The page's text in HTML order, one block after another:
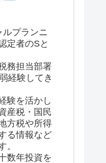
プランニ
定者のSと
務担当部署
経験してき
験を活かし
産税・国民
方税や所得
る情報など
。
数年投資を